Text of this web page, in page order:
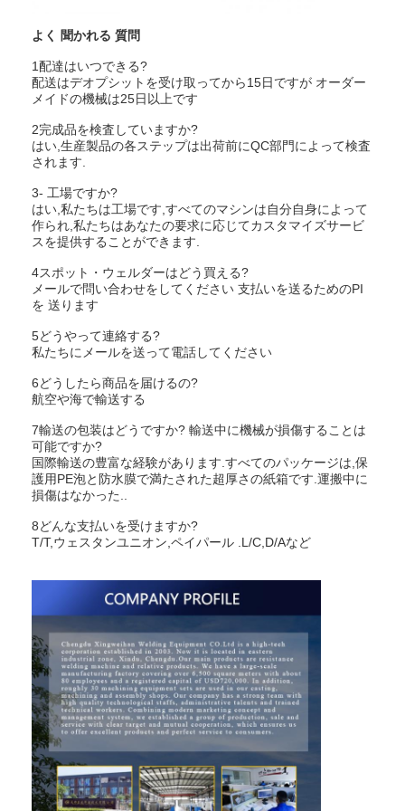
よく 聞かれる 質問
1配達はいつできる?
配送はデオプシットを受け取ってから15日ですが オーダー
メイドの機械は25日以上です
2完成品を検査していますか?
はい,生産製品の各ステップは出荷前にQC部門によって検査
されます.
3- 工場ですか?
はい,私たちは工場です,すべてのマシンは自分自身によって
作られ,私たちはあなたの要求に応じてカスタマイズサービ
スを提供することができます.
4スポット・ウェルダーはどう買える?
メールで問い合わせをしてください 支払いを送るためのPI
を 送ります
5どうやって連絡する?
私たちにメールを送って電話してください
6どうしたら商品を届けるの?
航空や海で輸送する
7輸送の包装はどうですか? 輸送中に機械が損傷することは
可能ですか?
国際輸送の豊富な経験があります.すべてのパッケージは,保
護用PE泡と防水膜で満たされた超厚さの紙箱です.運搬中に
損傷はなかった..
8どんな支払いを受けますか?
T/T,ウェスタンユニオン,ペイパール .L/C,D/Aなど